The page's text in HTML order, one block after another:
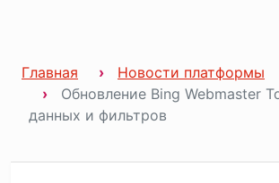
Главная
Новости платформы
Обновление Bing Webmaster
данных и фильтров